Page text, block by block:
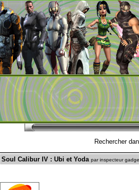
Rechercher
Soul Calibur IV : Ubi et Yoda par inspecteur